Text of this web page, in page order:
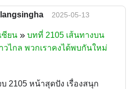
2025-05-13
ซียน
บทที่ 2105 เส้นทางบน
วไกล พวกเราคงได้พบกันใหม่
2105 หน้าสุดปัง เรื่องสนุก